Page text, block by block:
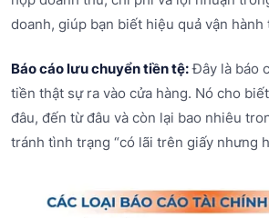
doanh, giúp bạn biết hiệu quả vận hành
Báo cáo lưu chuyển tiền tệ:Đây là báo
tiền thật sự ra vào cửa hàng. Nó cho
đâu, đến từ đâu và còn lại bao nhiêu
tránh tình trạng “có lãi trên giấy nhưng